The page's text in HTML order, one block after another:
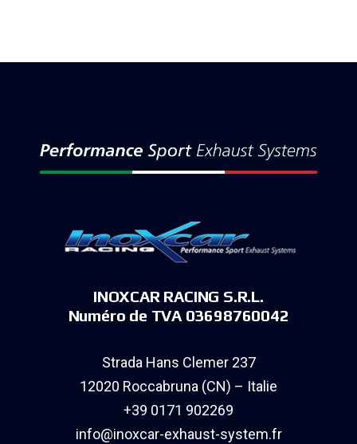
INOXCAR RACING S.R.L.
Numéro de TVA 03698760042
Strada Hans Clemer 237
12020 Roccabruna (CN) – Italie
+39 0171 902269
info@inoxcar-exhaust-system.fr